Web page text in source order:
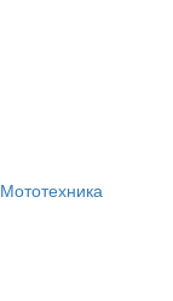
Мототехника